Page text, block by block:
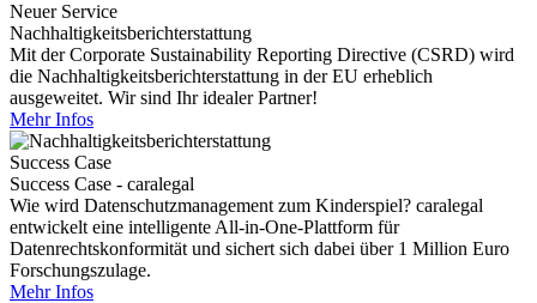
Neuer Service
Nachhaltigkeitsberichterstattung
Mit der Corporate Sustainability Reporting Directive (CSRD) wird
die Nachhaltigkeitsberichterstattung in der EU erheblich
ausgeweitet. Wir sind Ihr idealer Partner!
Mehr Infos
Success Case
Success Case - caralegal
Wie wird Datenschutzmanagement zum Kinderspiel? caralegal
entwickelt eine intelligente All-in-One-Plattform für
Datenrechtskonformität und sichert sich dabei über 1 Million Euro
Forschungszulage.
Mehr Infos